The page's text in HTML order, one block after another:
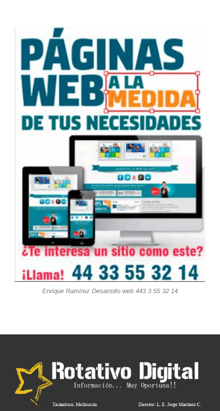
Enrique Ramírez Desarrollo web 443 3 55 32 14